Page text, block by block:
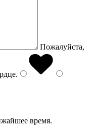
Пожалуйста,
.
время.